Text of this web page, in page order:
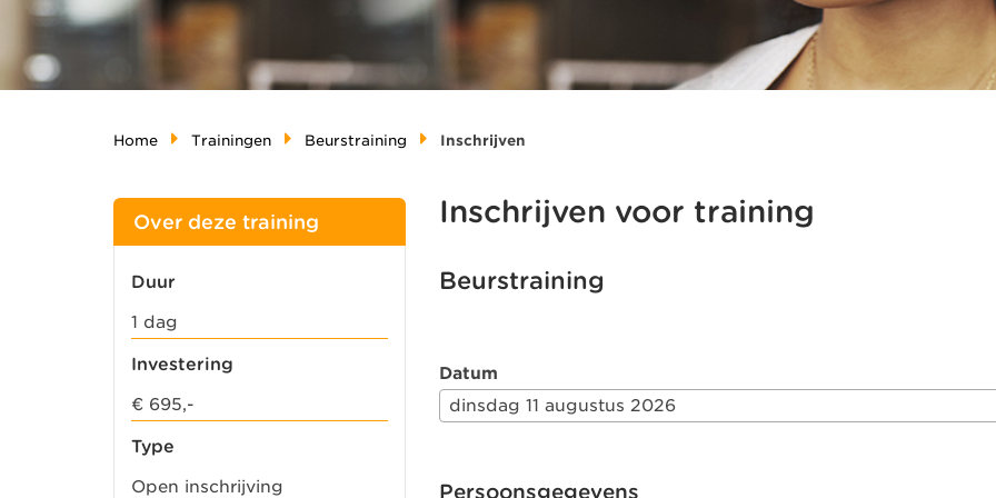
Home Trainingen Beurstraining Inschrijven
Inschrijven voor training
Beurstraining
Datum
dinsdag 11 augustus 2026
Persoonsgegevens
Over deze training
Duur
1 dag
Investering
€ 695,-
Type
Open inschrijving